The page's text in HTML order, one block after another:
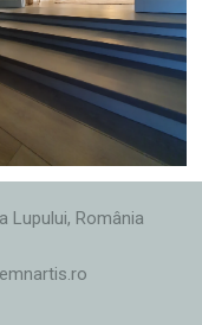
Lupului, România